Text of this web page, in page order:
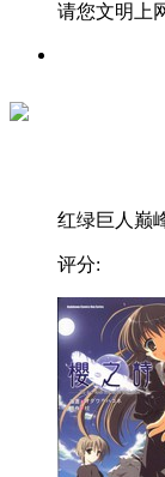
请您文明上
红绿巨人巅
评分: